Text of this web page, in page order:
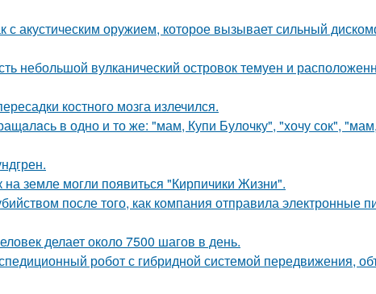
акустическим оружием, которое вызывает сильный
небольшой вулканический островок темуен и
костного мозга излечился.
в одно и то же: "мам, Купи Булочку", "xочу сок",
на земле могли появиться "Кирпичики Жизни".
после того, как компания отправила электронные
делает около 7500 шагов в день.
робот с гибридной системой передвижения,